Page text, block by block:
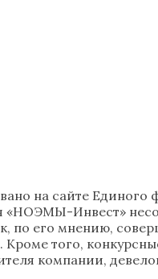
на сайте Единого
«НОЭМЫ-Инвест»
по его мнению,
Кроме того,
компании,